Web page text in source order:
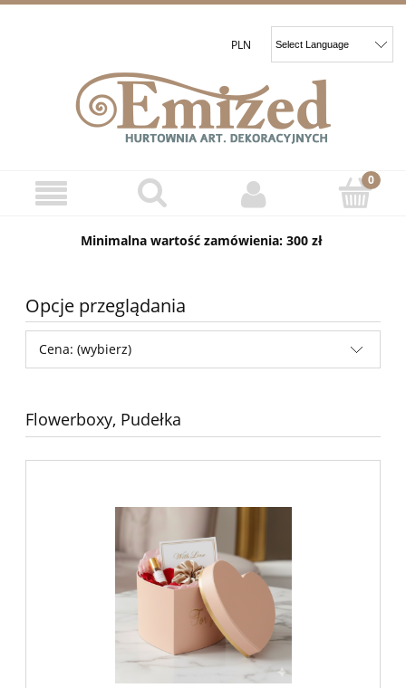
Minimalna wartość zamówienia: 300 zł
Opcje przeglądania
Cena: (wybierz)
Flowerboxy, Pudełka